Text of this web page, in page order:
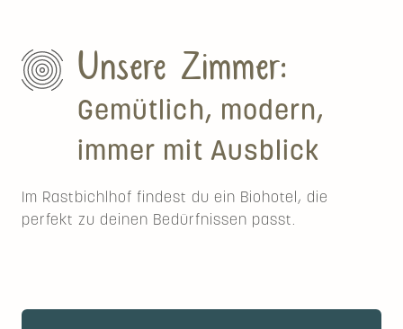
Unsere Zimmer:
Gemütlich, modern,
immer mit Ausblick
Im Rastbichlhof findest du ein Biohotel, die
perfekt zu deinen Bedürfnissen passt.